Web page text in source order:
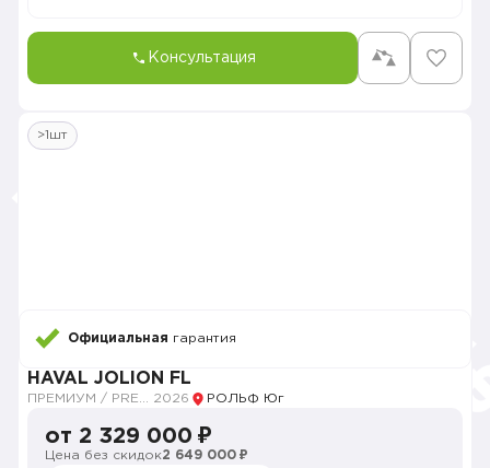
Консультация
>1шт
Официальная гарантия
HAVAL JOLION FL
2026 РОЛЬФ Юг
от 2 329 000 ₽
Цена без скидок2 649 000 ₽